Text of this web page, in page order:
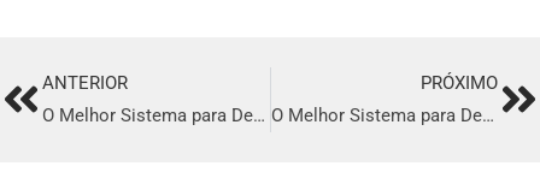
PrevANTERIOR
O Melhor Sistema para Delivery em Tatuí
PRÓXIMO
O Melhor Sistema para Delivery em Várzea Paulista